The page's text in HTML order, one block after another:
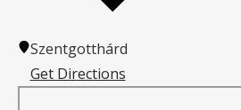
Szentgotthárd
Get Directions